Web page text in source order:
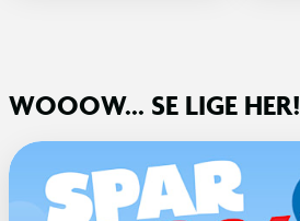
WOOOW... SE LIGE HER!